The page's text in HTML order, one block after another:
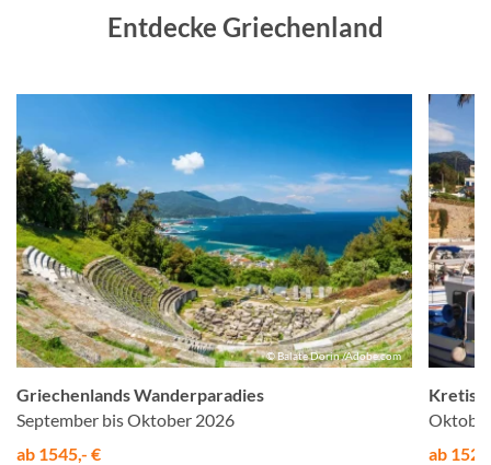
Entdecke Griechenland
© Balate Dorin /Adobe.com
Griechenlands Wanderparadies
September bis Oktober 2026
ab 1545,- €
ab